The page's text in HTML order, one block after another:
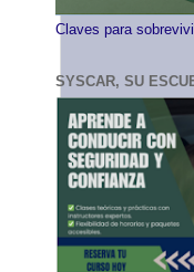
Claves para
SYSCAR, SU